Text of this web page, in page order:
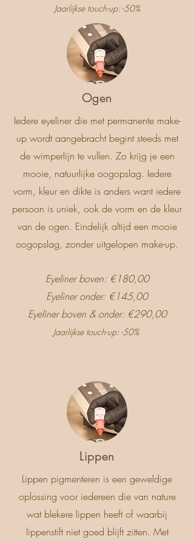
Jaarlijkse touch-up: -50%
Ogen
Iedere eyeliner die met permanente make-
up wordt aangebracht begint steeds met
de wimperlijn te vullen. Zo krijg je een
mooie, natuurlijke oogopslag. Iedere
vorm, kleur en dikte is anders want iedere
persoon is uniek, ook de vorm en de kleur
van de ogen. Eindelijk altijd een mooie
oogopslag, zonder uitgelopen make-up.
Eyeliner boven: €180,00
Eyeliner onder: €145,00
Eyeliner boven & onder: €290,00
Jaarlijkse touch-up: -50%
Lippen
Lippen pigmenteren is een geweldige
oplossing voor iedereen die van nature
wat blekere lippen heeft of waarbij
lippenstift niet goed blijft zitten. Met